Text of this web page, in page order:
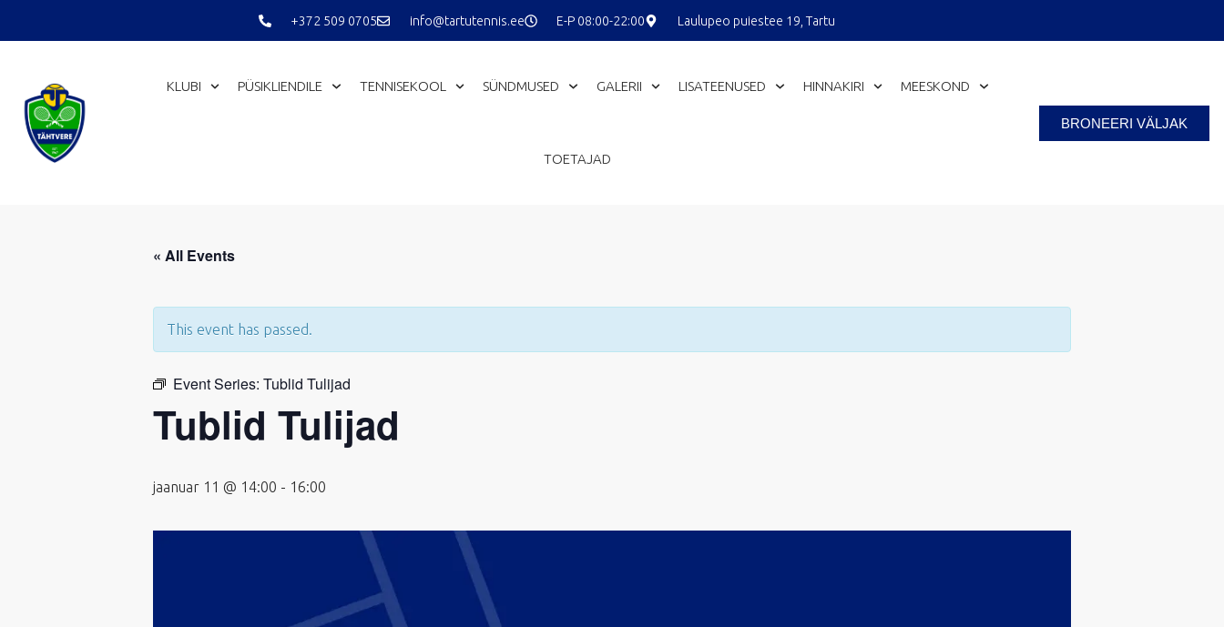
to
+372 509 0705 info@tartutennis.ee E-P 08:00-22:00 Laulupeo puiestee 19, Tartu
KLUBI PÜSIKLIENDILE TENNISEKOOL SÜNDMUSED GALERII LISATEENUSED HINNAKIRI MEESKOND
TOETAJAD
BRONEERI VÄLJAK
« All Events
This event has passed.
Event Series: Tublid Tulijad
Tublid Tulijad
jaanuar 11 @ 14:00 - 16:00